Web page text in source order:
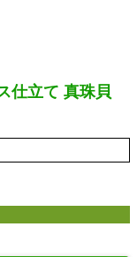
仕立て 真珠貝